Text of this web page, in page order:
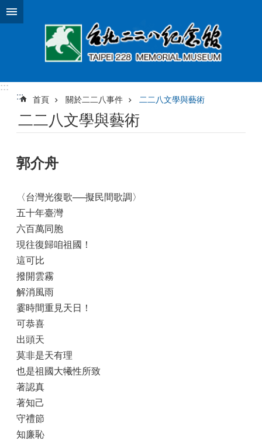
跳到主要內容區塊
:::
:::
首頁 關於二二八事件 二二八文學與藝術
二二八文學與藝術
郭介舟
〈台灣光復歌──擬民間歌調〉
五十年臺灣
六百萬同胞
現往復歸咱祖國！
這可比
撥開雲霧
解消風雨
霎時間重見天日！
可恭喜
出頭天
莫非是天有理
也是祖國大犧性所致
著認真
著知己
守禮節
知廉恥